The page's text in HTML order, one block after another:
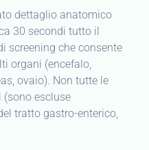
dettaglio anatomico
30 secondi tutto il
screening che consente
organi (encefalo,
ovaio). Non tutte le
escluse
tratto gastro-enterico,